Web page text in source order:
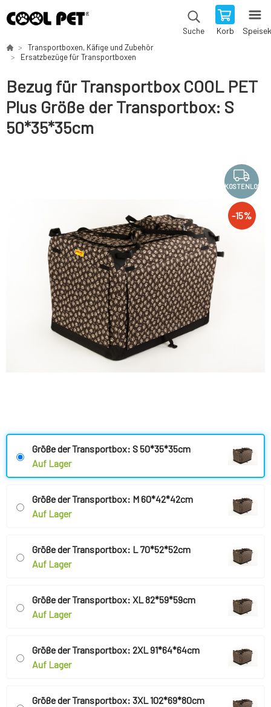
Suche Korb
Transportboxen, Käfige und Zubehör
Ersatzbezüge für Transportboxen
Bezug für Transportbox COOL PET
Plus Größe der Transportbox: S
50*35*35cm
KOSTENLOS
-15%
Größe der Transportbox: S 50*35*35cm
Auf Lager
Größe der Transportbox: M 60*42*42cm
Auf Lager
Größe der Transportbox: L 70*52*52cm
Auf Lager
Größe der Transportbox: XL 82*59*59cm
Auf Lager
Größe der Transportbox: 2XL 91*64*64cm
Auf Lager
Größe der Transportbox: 3XL 102*69*80cm